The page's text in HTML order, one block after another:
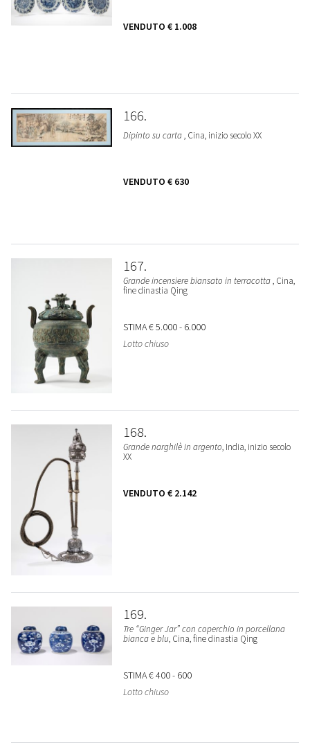
VENDUTO € 1.008
166
Dipinto su carta, Cina, inizio secolo XX
VENDUTO € 630
167
Grande incensiere biansato in terracotta, Cina,
fine dinastia Qing
STIMA€ 5.000 - 6.000
Lotto chiuso
168
Grande narghilè in argento, India, inizio secolo
XX
VENDUTO € 2.142
169
Tre “Ginger Jar” con coperchio in porcellana
bianca e blu, Cina, fine dinastia Qing
STIMA€ 400 - 600
Lotto chiuso